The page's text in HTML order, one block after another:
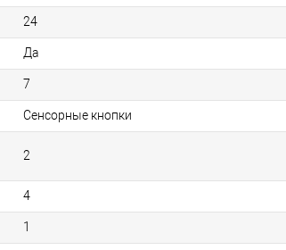
24
Да
7
Сенсорные кнопки
2
4
1